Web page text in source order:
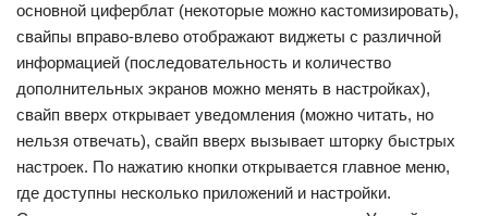
основной циферблат (некоторые можно кастомизировать),
свайпы вправо-влево отображают виджеты с различной
информацией (последовательность и количество
дополнительных экранов можно менять в настройках),
свайп вверх открывает уведомления (можно читать, но
нельзя отвечать), свайп вверх вызывает шторку быстрых
настроек. По нажатию кнопки открывается главное меню,
где доступны несколько приложений и настройки.